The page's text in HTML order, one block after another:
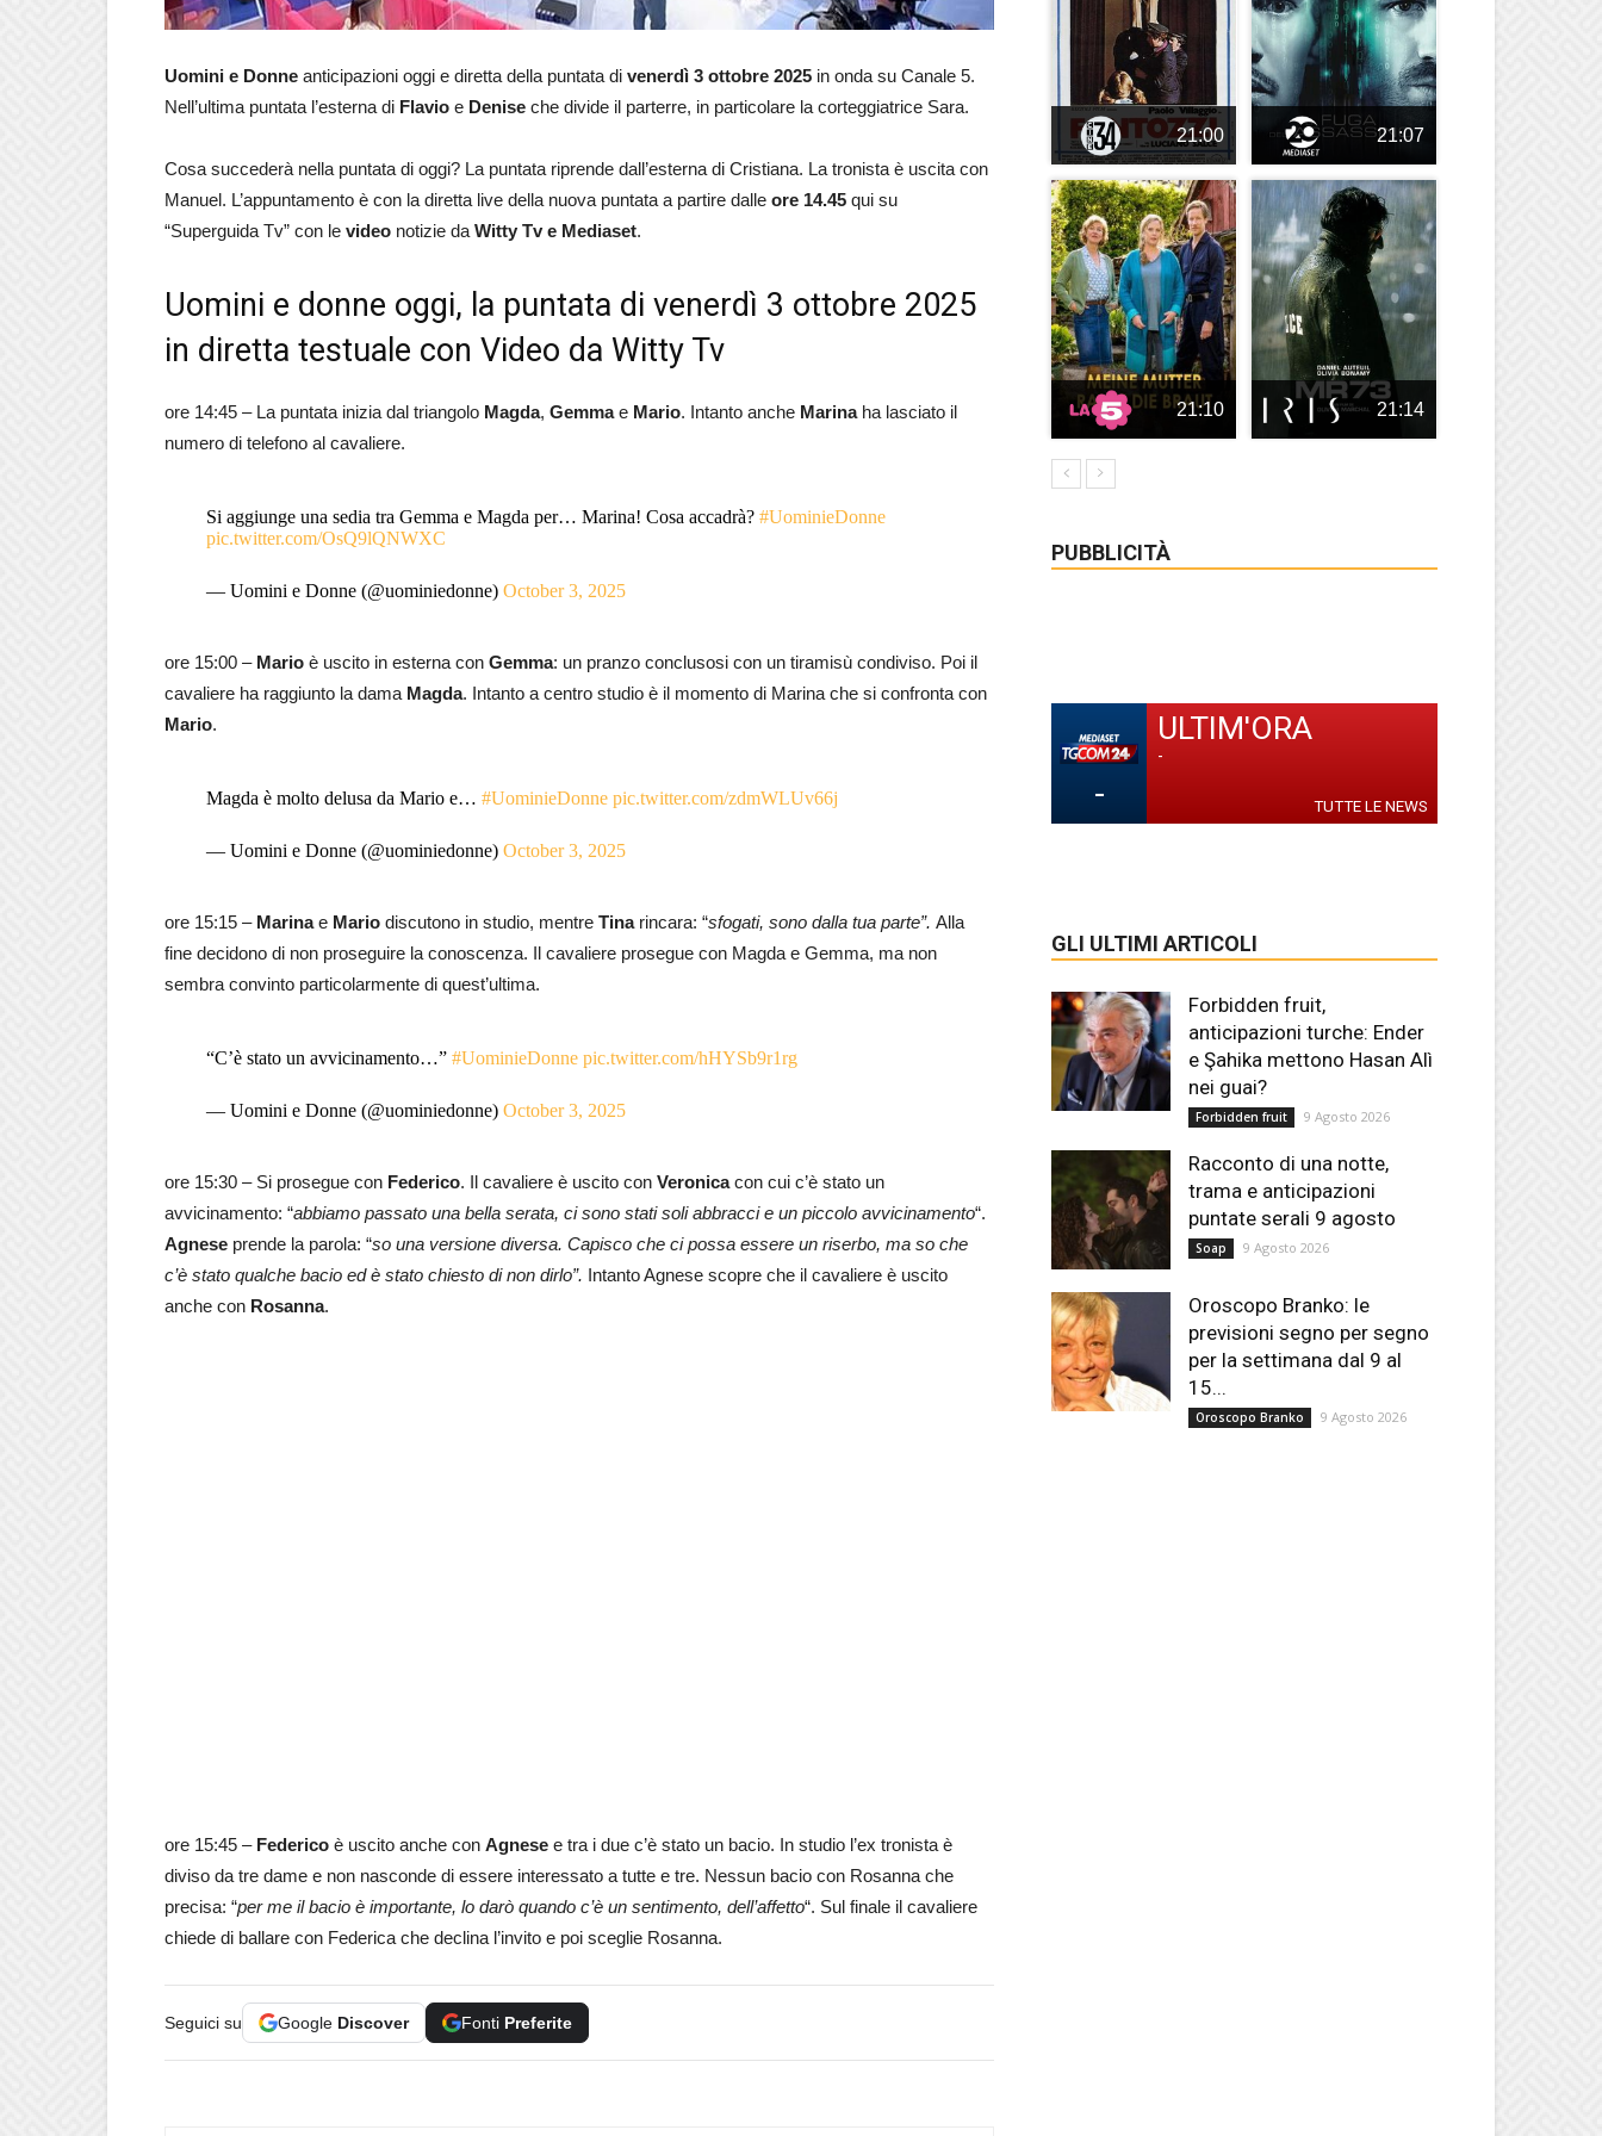
Uomini e Donne anticipazioni oggi e diretta della puntata di venerdì 3 ottobre 2025 in onda su Canale 5.
Nell’ultima puntata l’esterna di Flavio e Denise che divide il parterre, in particolare la corteggiatrice Sara.
Cosa succederà nella puntata di oggi? La puntata riprende dall’esterna di Cristiana. La tronista è uscita con
Manuel. L’appuntamento è con la diretta live della nuova puntata a partire dalle ore 14.45 qui su
“Superguida Tv” con le video notizie da Witty Tv e Mediaset.
Uomini e donne oggi, la puntata di venerdì 3 ottobre 2025
in diretta testuale con Video da Witty Tv
ore 14:45 – La puntata inizia dal triangolo Magda, Gemmae Mario. Intanto anche Marinaha lasciato il
numero di telefono al cavaliere.
Si aggiunge una sedia tra Gemma e Magda per… Marina! Cosa accadrà? #UominieDonne
pic.twitter.com/OsQ9lQNWXC
— Uomini e Donne (@uominiedonne) October 3, 2025
ore 15:00 – Mario è uscito in esterna con Gemma: un pranzo conclusosi con un tiramisù condiviso. Poi il
cavaliere ha raggiunto la dama Magda. Intanto a centro studio è il momento di Marina che si confronta con
Mario.
Magda è molto delusa da Mario e… #UominieDonne pic.twitter.com/zdmWLUv66j
— Uomini e Donne (@uominiedonne) October 3, 2025
ore 15:15 – Marinae Mario discutono in studio, mentre Tinarincara: “sfogati, sono dalla tua parte”. Alla
fine decidono di non proseguire la conoscenza. Il cavaliere prosegue con Magda e Gemma, ma non
sembra convinto particolarmente di quest’ultima.
“C’è stato un avvicinamento…” #UominieDonne pic.twitter.com/hHYSb9r1rg
— Uomini e Donne (@uominiedonne) October 3, 2025
ore 15:30 – Si prosegue con Federico. Il cavaliere è uscito con Veronicacon cui c’è stato un
avvicinamento: “abbiamo passato una bella serata, ci sono stati soli abbracci e un piccolo avvicinamento“.
Agnese prende la parola: “so una versione diversa. Capisco che ci possa essere un riserbo, ma so che
c’è stato qualche bacio ed è stato chiesto di non dirlo”. Intanto Agnese scopre che il cavaliere è uscito
anche con Rosanna.
ore 15:45 – Federico è uscito anche con Agnese e tra i due c’è stato un bacio. In studio l’ex tronista è
diviso da tre dame e non nasconde di essere interessato a tutte e tre. Nessun bacio con Rosanna che
precisa: “per me il bacio è importante, lo darò quando c’è un sentimento, dell’affetto“. Sul finale il cavaliere
chiede di ballare con Federica che declina l’invito e poi sceglie Rosanna.
Seguici su Google Discover Fonti Preferite
21:00 21:07
21:10 21:14
PUBBLICITÀ
-
ULTIM'ORA
-
TUTTE LE NEWS
GLI ULTIMI ARTICOLI
Forbidden fruit,
anticipazioni turche: Ender
e Şahika mettono Hasan Alì
nei guai?
Forbidden fruit 9 Agosto 2026
Racconto di una notte,
trama e anticipazioni
puntate serali 9 agosto
Soap 9 Agosto 2026
Oroscopo Branko: le
previsioni segno per segno
per la settimana dal 9 al
15...
Oroscopo Branko 9 Agosto 2026